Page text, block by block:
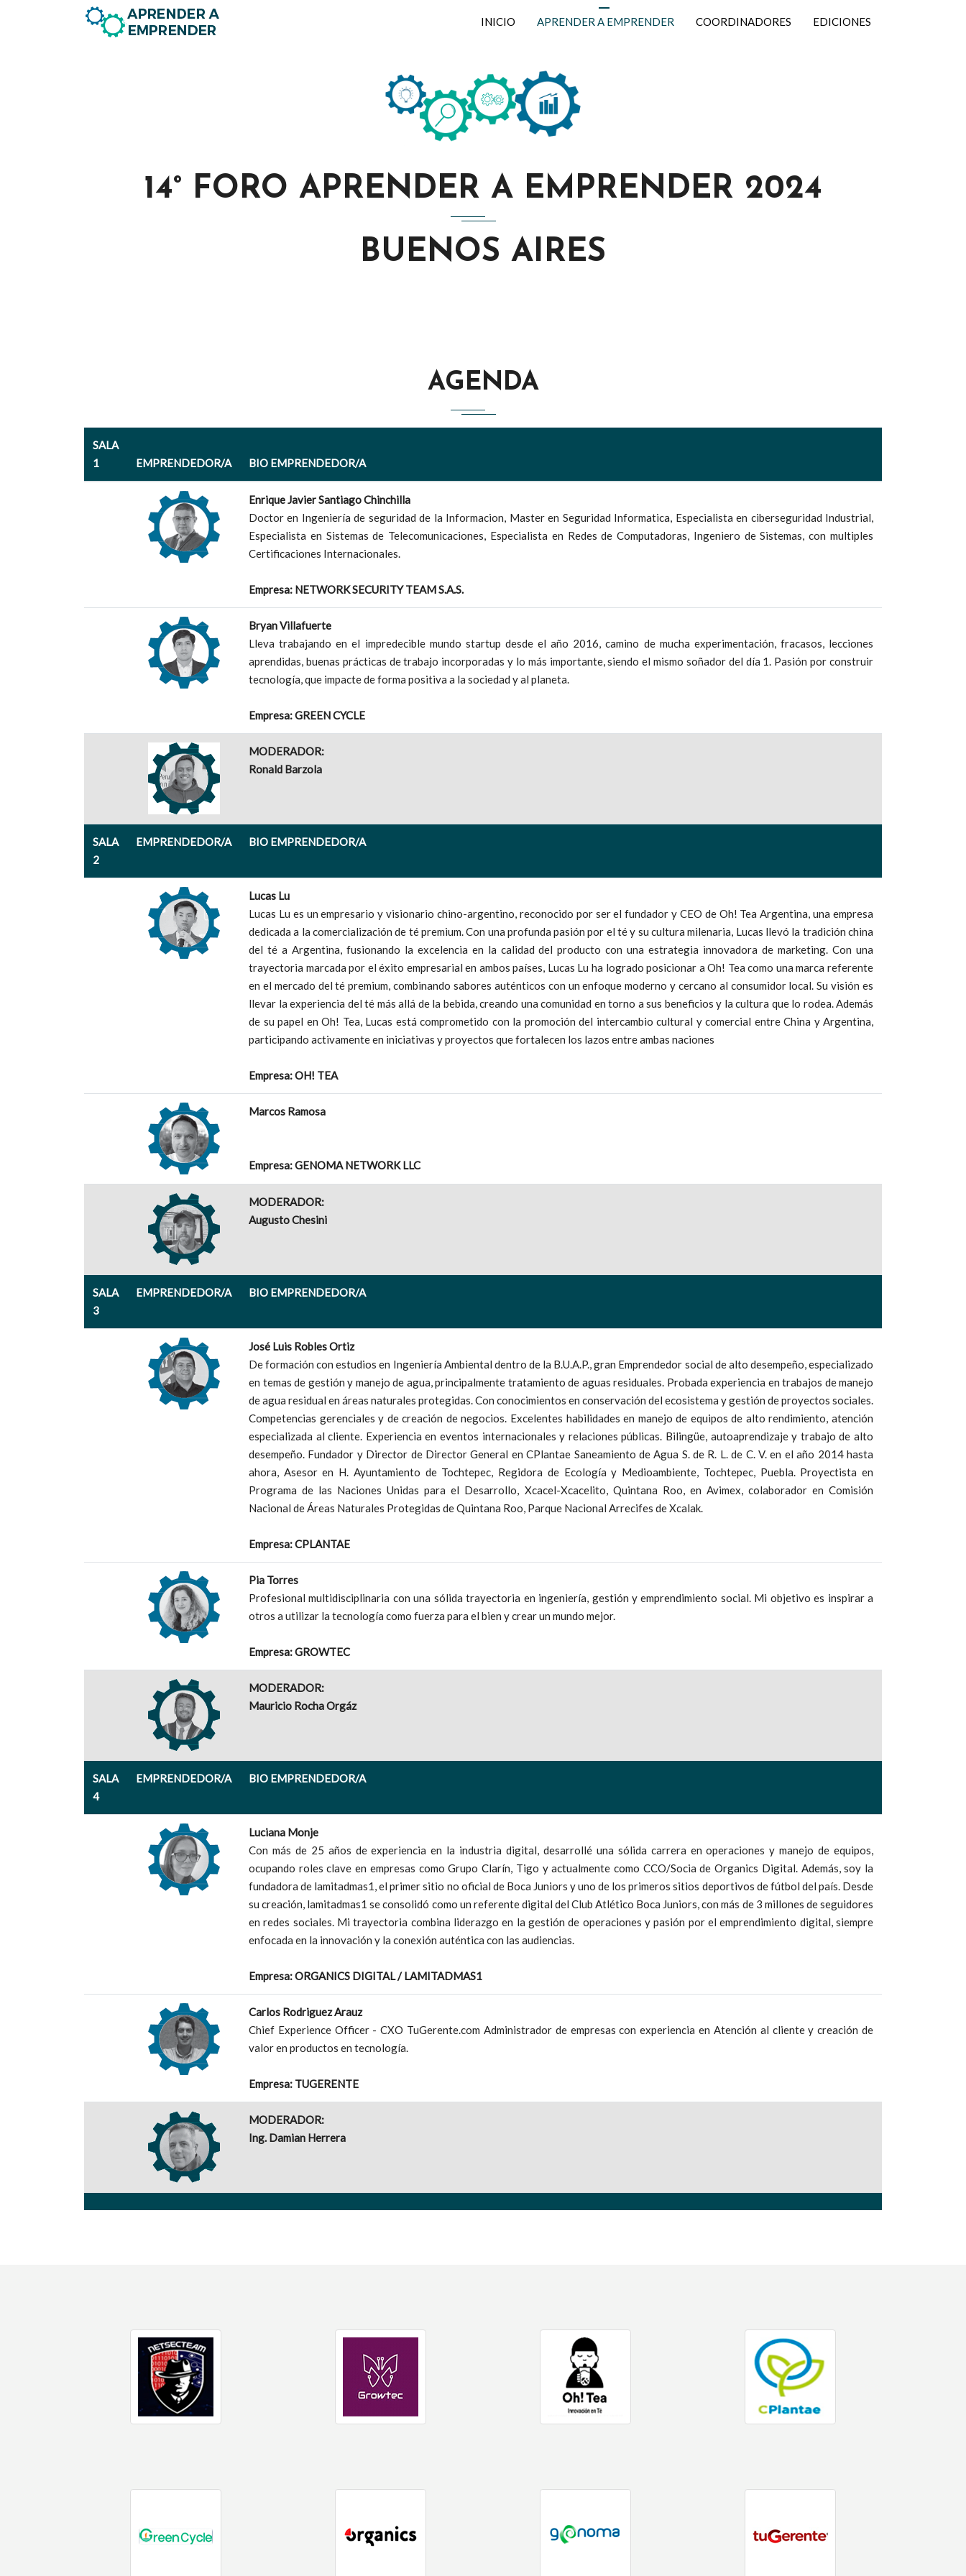
INICIO APRENDER A EMPRENDER COORDINADORES EDICIONES
14° FORO APRENDER A EMPRENDER 2024
BUENOS AIRES
AGENDA
SALA
1
EMPRENDEDOR/A BIO EMPRENDEDOR/A
Enrique Javier Santiago Chinchilla
Doctor en Ingeniería de seguridad de la Informacion, Master en Seguridad Informatica, Especialista en ciberseguridad Industrial,
Especialista en Sistemas de Telecomunicaciones, Especialista en Redes de Computadoras, Ingeniero de Sistemas, con multiples
Certificaciones Internacionales.
Empresa: NETWORK SECURITY TEAM S.A.S.
Bryan Villafuerte
Lleva trabajando en el impredecible mundo startup desde el año 2016, camino de mucha experimentación, fracasos, lecciones
aprendidas, buenas prácticas de trabajo incorporadas y lo más importante, siendo el mismo soñador del día 1. Pasión por construir
tecnología, que impacte de forma positiva a la sociedad y al planeta.
Empresa: GREEN CYCLE
MODERADOR:
Ronald Barzola
SALA
2
EMPRENDEDOR/A BIO EMPRENDEDOR/A
Lucas Lu
Lucas Lu es un empresario y visionario chino-argentino, reconocido por ser el fundador y CEO de Oh! Tea Argentina, una empresa
dedicada a la comercialización de té premium. Con una profunda pasión por el té y su cultura milenaria, Lucas llevó la tradición china
del té a Argentina, fusionando la excelencia en la calidad del producto con una estrategia innovadora de marketing. Con una
trayectoria marcada por el éxito empresarial en ambos países, Lucas Lu ha logrado posicionar a Oh! Tea como una marca referente
en el mercado del té premium, combinando sabores auténticos con un enfoque moderno y cercano al consumidor local. Su visión es
llevar la experiencia del té más allá de la bebida, creando una comunidad en torno a sus beneficios y la cultura que lo rodea. Además
de su papel en Oh! Tea, Lucas está comprometido con la promoción del intercambio cultural y comercial entre China y Argentina,
participando activamente en iniciativas y proyectos que fortalecen los lazos entre ambas naciones
Empresa: OH! TEA
Marcos Ramosa
Empresa: GENOMA NETWORK LLC
MODERADOR:
Augusto Chesini
SALA
3
EMPRENDEDOR/A BIO EMPRENDEDOR/A
José Luis Robles Ortiz
De formación con estudios en Ingeniería Ambiental dentro de la B.U.A.P., gran Emprendedor social de alto desempeño, especializado
en temas de gestión y manejo de agua, principalmente tratamiento de aguas residuales. Probada experiencia en trabajos de manejo
de agua residual en áreas naturales protegidas. Con conocimientos en conservación del ecosistema y gestión de proyectos sociales.
Competencias gerenciales y de creación de negocios. Excelentes habilidades en manejo de equipos de alto rendimiento, atención
especializada al cliente. Experiencia en eventos internacionales y relaciones públicas. Bilingüe, autoaprendizaje y trabajo de alto
desempeño. Fundador y Director de Director General en CPlantae Saneamiento de Agua S. de R. L. de C. V. en el año 2014 hasta
ahora, Asesor en H. Ayuntamiento de Tochtepec, Regidora de Ecología y Medioambiente, Tochtepec, Puebla. Proyectista en
Programa de las Naciones Unidas para el Desarrollo, Xcacel-Xcacelito, Quintana Roo, en Avimex, colaborador en Comisión
Nacional de Áreas Naturales Protegidas de Quintana Roo, Parque Nacional Arrecifes de Xcalak.
Empresa: CPLANTAE
Pia Torres
Profesional multidisciplinaria con una sólida trayectoria en ingeniería, gestión y emprendimiento social. Mi objetivo es inspirar a
otros a utilizar la tecnología como fuerza para el bien y crear un mundo mejor.
Empresa: GROWTEC
MODERADOR:
Mauricio Rocha Orgáz
SALA
4
EMPRENDEDOR/A BIO EMPRENDEDOR/A
Luciana Monje
Con más de 25 años de experiencia en la industria digital, desarrollé una sólida carrera en operaciones y manejo de equipos,
ocupando roles clave en empresas como Grupo Clarín, Tigo y actualmente como CCO/Socia de Organics Digital. Además, soy la
fundadora de lamitadmas1, el primer sitio no oficial de Boca Juniors y uno de los primeros sitios deportivos de fútbol del país. Desde
su creación, lamitadmas1 se consolidó como un referente digital del Club Atlético Boca Juniors, con más de 3 millones de seguidores
en redes sociales. Mi trayectoria combina liderazgo en la gestión de operaciones y pasión por el emprendimiento digital, siempre
enfocada en la innovación y la conexión auténtica con las audiencias.
Empresa: ORGANICS DIGITAL / LAMITADMAS1
Carlos Rodriguez Arauz
Chief Experience Officer - CXO TuGerente.com Administrador de empresas con experiencia en Atención al cliente y creación de
valor en productos en tecnología.
Empresa: TUGERENTE
MODERADOR:
Ing. Damian Herrera